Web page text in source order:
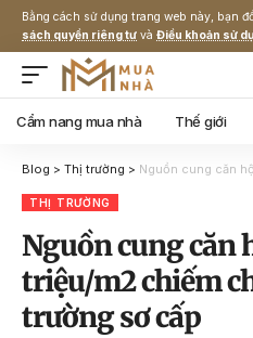
Bằng cách sử dụng trang web này, bạn
sách quyền riêng tư và Điều khoản sử
Cẩm nang mua nhà Thế giới
Blog > Thị trường > Nguồn cung căn hộ dưới
THỊ TRƯỜNG
Nguồn cung căn
triệu/m2 chiếm
trường sơ cấp